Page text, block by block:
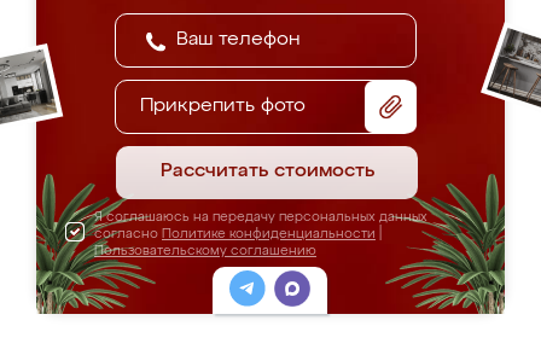
Прикрепить фото
Рассчитать стоимость
Я соглашаюсь на передачу персональных данных
согласно Политике конфиденциальности
Пользовательскому соглашению